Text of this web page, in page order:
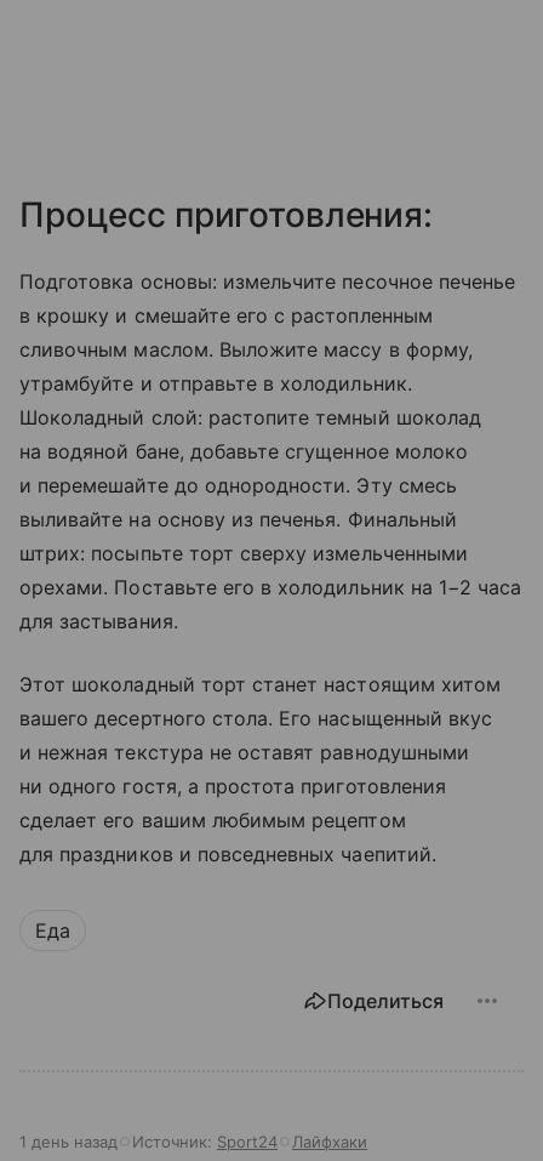
Процесс приготовления:
Подготовка основы: измельчите песочное печенье
в крошку и смешайте его с растопленным
сливочным маслом. Выложите массу в форму,
утрамбуйте и отправьте в холодильник.
Шоколадный слой: растопите темный шоколад
на водяной бане, добавьте сгущенное молоко
и перемешайте до однородности. Эту смесь
выливайте на основу из печенья. Финальный
штрих: посыпьте торт сверху измельченными
орехами. Поставьте его в холодильник на 1−2 часа
для застывания.
Этот шоколадный торт станет настоящим хитом
вашего десертного стола. Его насыщенный вкус
и нежная текстура не оставят равнодушными
ни одного гостя, а простота приготовления
сделает его вашим любимым рецептом
для праздников и повседневных чаепитий.
Еда
Поделиться
1 день назад Источник: Sport24 Лайфхаки